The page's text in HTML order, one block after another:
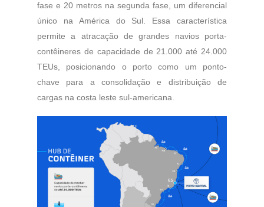
fase e 20 metros na segunda fase, um diferencial
único na América do Sul. Essa característica
permite a atracação de grandes navios porta-
contêineres de capacidade de 21.000 até 24.000
TEUs, posicionando o porto como um ponto-
chave para a consolidação e distribuição de
cargas na costa leste sul-americana.